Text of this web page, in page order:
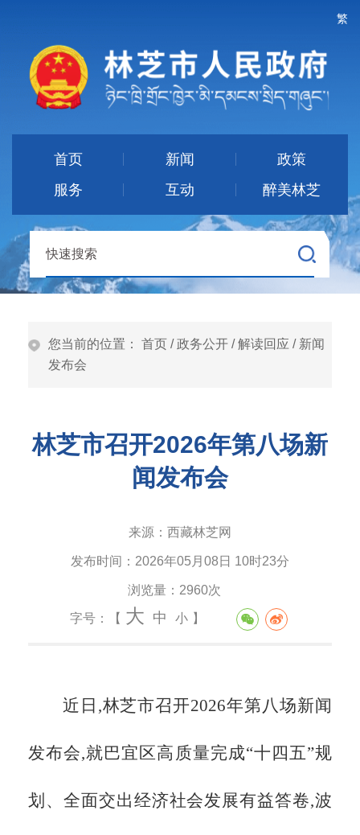
繁
首页 新闻
政策
服务
互动 醉美林芝
您当前的位置： 首页 /政务公开 /解读回应 / 新闻
发布会
林芝市召开2026年第八场新
闻发布会
来源： 西藏林芝网
发布时间： 2026年05月08日 10时23分
浏览量： 2960次
字号：【 大 中 小 】
近日,林芝市召开2026年第八场新闻
发布会,就巴宜区高质量完成“十四五”规
划、全面交出经济社会发展有益答卷,波